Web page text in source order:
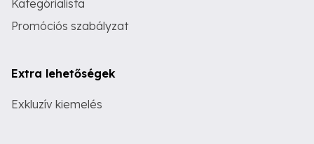
Kategórialista
Promóciós szabályzat
Extra lehetőségek
Exkluzív kiemelés